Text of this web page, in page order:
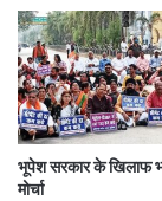
भूपेश सरकार के खिलाफ
मोर्चा